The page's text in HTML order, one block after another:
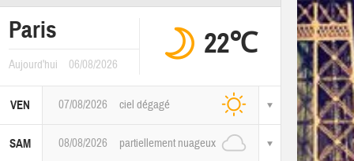
Paris
Aujourd'hui 06/08/2026
22℃
VEN 07/08/2026 ciel dégagé
SAM 08/08/2026 partiellement nuageux